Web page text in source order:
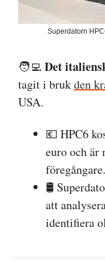
Superdatorn
🧑‍💻 Det
tagit i brukden
USA.
💶 HPC6
euro och är
föregångare.
🛢️
att
identifiera